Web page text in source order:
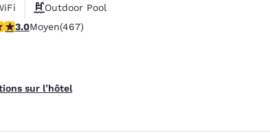
Outdoor Pool
Moyen. 467 commentaires
3.0Moyen(467)
sur l’hôtel